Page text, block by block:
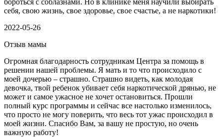
себя, свою жизнь, свое здоровье, свое счастье, а не наркотики!
2022-05-26
Отзыв мамы
Огромная благодарность сотрудникам Центра за помощь в
решении нашей проблемы. Я мать и то что происходило с
моей дочерью – страшно. Страшно видеть, как молодая
девочка, твой ребенок убивает себя наркотической дрянью, не
может и самое ужасное не хочет остановиться. Прошли
полный курс программы и сейчас все настолько изменилось,
что просто не могу поверить, что весь тот ужас происходил в
моей жизни. Спасибо Вам, за вашу не простую, но очень
важную работу!